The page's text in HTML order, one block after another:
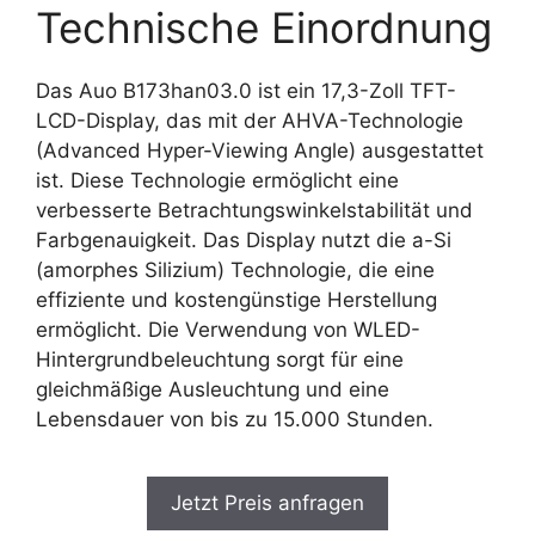
Technische Einordnung
Das Auo B173han03.0 ist ein 17,3-Zoll TFT-
LCD-Display, das mit der AHVA-Technologie
(Advanced Hyper-Viewing Angle) ausgestattet
ist. Diese Technologie ermöglicht eine
verbesserte Betrachtungswinkelstabilität und
Farbgenauigkeit. Das Display nutzt die a-Si
(amorphes Silizium) Technologie, die eine
effiziente und kostengünstige Herstellung
ermöglicht. Die Verwendung von WLED-
Hintergrundbeleuchtung sorgt für eine
gleichmäßige Ausleuchtung und eine
Lebensdauer von bis zu 15.000 Stunden.
Jetzt Preis anfragen